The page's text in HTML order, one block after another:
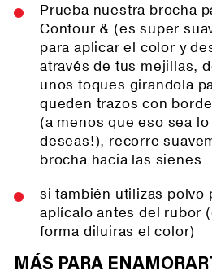
Prueba nuestra brocha
Contour & (es super
para aplicar el color y
através de tus mejillas,
unos toques girandola
queden trazos con
(a menos que eso sea lo
deseas!), recorre
brocha hacia las sienes
si también utilizas polvo
aplícalo antes del rubor
forma diluiras el color)
MÁS PARA